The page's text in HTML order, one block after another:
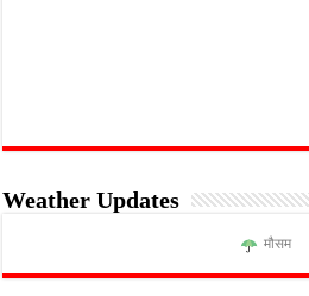
Weather Updates
मौसम